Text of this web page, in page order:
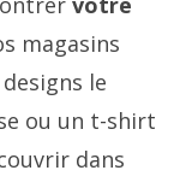
magasins
le
ou un t-shirt
dans